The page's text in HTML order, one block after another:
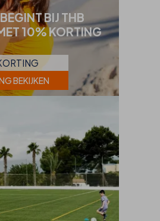
BIJ THB
10% KORTING
BEKIJKEN